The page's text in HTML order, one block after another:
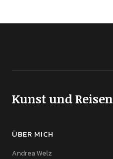
Kunst und Reisen
ÜBER MICH
Andrea Welz